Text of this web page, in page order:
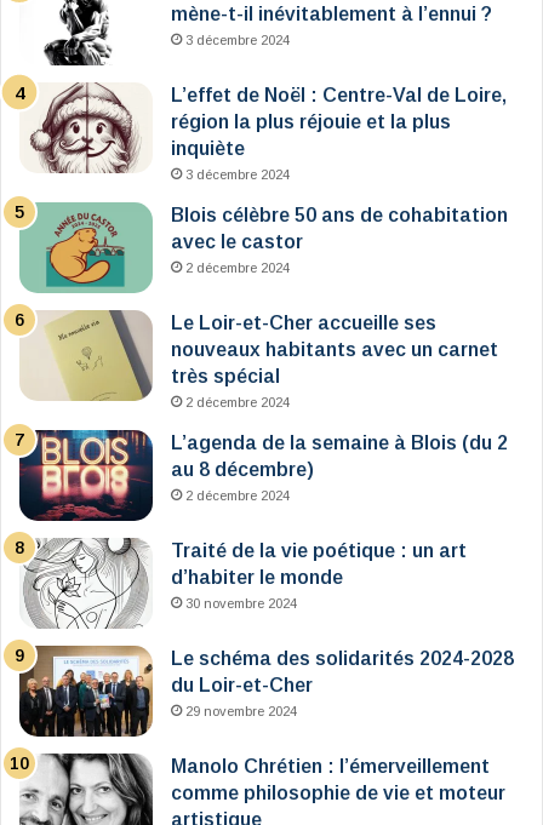
mène-t-il inévitablement à l’ennui ?
3 décembre 2024
L’effet de Noël : Centre-Val de Loire,
région la plus réjouie et la plus
inquiète
3 décembre 2024
Blois célèbre 50 ans de cohabitation
avec le castor
2 décembre 2024
Le Loir-et-Cher accueille ses
nouveaux habitants avec un carnet
très spécial
2 décembre 2024
L’agenda de la semaine à Blois (du 2
au 8 décembre)
2 décembre 2024
Traité de la vie poétique : un art
d’habiter le monde
30 novembre 2024
Le schéma des solidarités 2024-2028
du Loir-et-Cher
29 novembre 2024
Manolo Chrétien : l’émerveillement
comme philosophie de vie et moteur
artistique